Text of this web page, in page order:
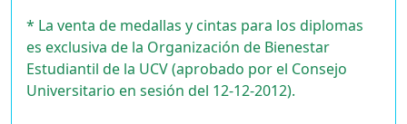
* La venta de medallas y cintas para los diplomas
es exclusiva de la Organización de Bienestar
Estudiantil de la UCV (aprobado por el Consejo
Universitario en sesión del 12-12-2012).